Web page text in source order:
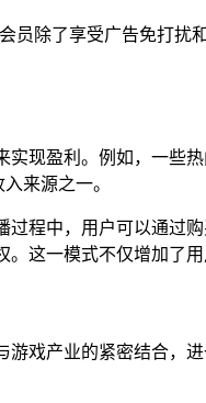
除了享受广告免打
现盈利。例如，一
来源之一。
程中，用户可以通过
这一模式不仅增加了
戏产业的紧密结合，